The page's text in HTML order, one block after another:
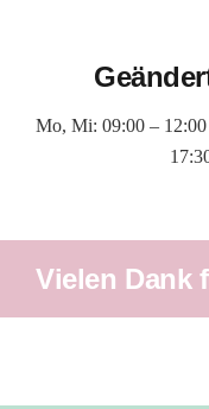
Mo, Mi: 09:00 –
Vielen Dank